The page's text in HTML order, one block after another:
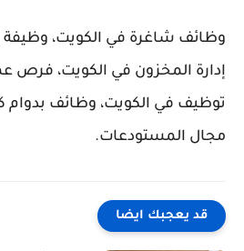
وظائف شاغرة في الكويت،
توظيف في الكويت، وظائف
مجال المستودعات.
قد يعجبك ايضا